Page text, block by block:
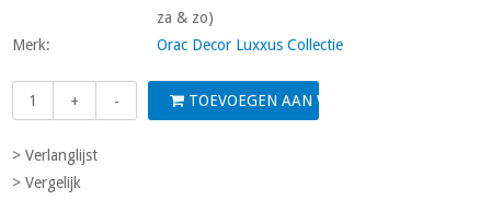
za & zo)
Merk:
Orac Decor Luxxus Collectie
+ - TOEVOEGEN AAN WINKELWAGEN
> Verlanglijst
> Vergelijk